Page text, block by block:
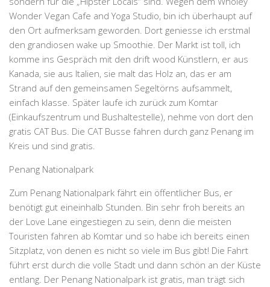
Wonder Vegan Cafe and Yoga Studio, bin ich überhaupt auf
den Ort aufmerksam geworden. Dort geniesse ich erstmal
den grandiosen wake up Smoothie. Der Markt ist toll, ich
komme ins Gespräch mit den drift wood Künstlern, er aus
Kanada, sie aus Italien, sie malt das Holz an, das er am
Strand auf den gemeinsamen Segeltörns aufsammelt,
einfach klasse. Später laufe ich zurück zum Komtar
(Einkaufszentrum und Bushaltestelle), nehme von dort den
gratis CAT Bus. Die CAT Busse fahren durch ganz Penang im
Kreis und sind gratis.
Penang Nationalpark
Zum Penang Nationalpark fährt ein öffentlicher Bus, er
benötigt gut eineinhalb Stunden. Bin sehr froh bereits an
der Love Lane eingestiegen zu sein, denn die meisten
Touristen fahren ab Komtar und so habe ich bereits einen
Sitzplatz, von denen es nicht so viele im Bus gibt! Die Fahrt
führt erst durch die volle Stadt und dann schön an der Küste
entlang. Der Penang Nationalpark ist gratis, man trägt sich